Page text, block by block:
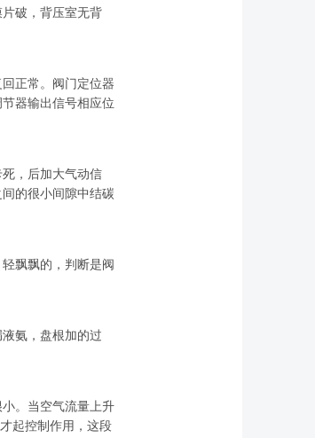
破，背压室无背
正常。阀门定位器
器输出信号相应位
，后加大气动信
的很小间隙中结碳
飘飘的，判断是阀
氨，盘根加的过
。当空气流量上升
起控制作用，这段